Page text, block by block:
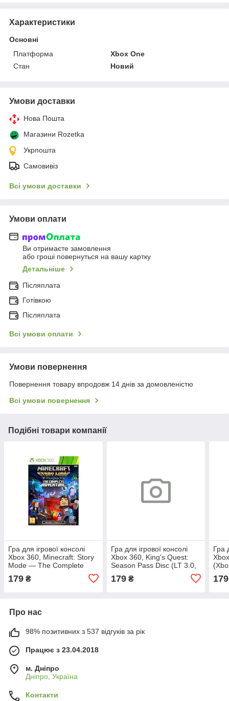
Характеристики
Основні
Платформа
Xbox One
Стан
Новий
Умови доставки
Нова Пошта
Магазини Rozetka
Укрпошта
Самовивіз
Всі умови доставки
Умови оплати
Ви отримаєте замовлення
або гроші повернуться на вашу картку
Детальніше
Післяплата
Готівкою
Післяплата
Всі умови оплати
Умови повернення
Повернення товару впродовж 14 днів за домовленістю
Всі умови повернення
Подібні товари компанії
Гра для ігрової консолі
Xbox 360, Minecraft: Story
Mode — The Complete
Adventure (LT 3.0, LT 2.0)
179 ₴
Гра для ігрової консолі
Xbox 360, King's Quest:
Season Pass Disc (LT 3.0,
179₴
Гра
179
Про нас
98% позитивних з 537 відгуків за рік
Працює з 23.04.2018
м. Дніпро
Дніпро, Україна
Контакти